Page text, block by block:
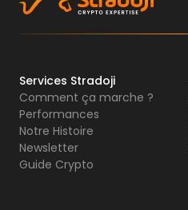
Services Stradoji
Comment ça marche ?
Performances
Notre Histoire
Newsletter
Guide Crypto